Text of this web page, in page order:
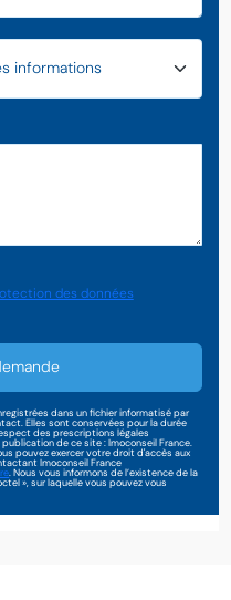
des données
dans un fichier informatisé par
Elles sont conservées pour la durée
des prescriptions légales
de ce site : Imoconseil France.
pouvez exercer votre droit d'accès aux
Imoconseil France
. Nous vous informons de l’existence de la
», sur laquelle vous pouvez vous